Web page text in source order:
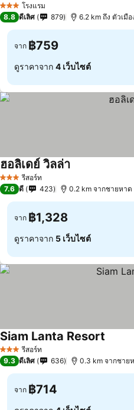
3 ดาว โรงแรม
8.8 ดีเลิศ 879 6.2 km ถึง ตัวเมือ
จาก ฿759
ดูราคาจาก 4 เว็บไซต์
3 ดาว รีสอร์ท
ฮอลิเดย์ วิลล่า
7.6 ดี 423 0.2 km จากชายหาด
จาก ฿1,328
ดูราคาจาก 5 เว็บไซต์
3 ดาว รีสอร์ท
Siam Lanta Resort
9.3 ดีเลิศ 636 0.3 km จากชาย
จาก ฿714